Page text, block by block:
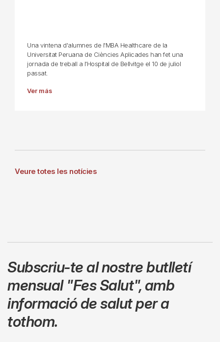
Una vintena d'alumnes de l'MBA Healthcare de la
Universitat Peruana de Ciències Aplicades han fet una
jornada de treball a l'Hospital de Bellvitge el 10 de juliol
passat.
Ver más
Veure totes les notícies
Subscriu-te al nostre butlletí
mensual "Fes Salut",amb
informació de salut per a
tothom.